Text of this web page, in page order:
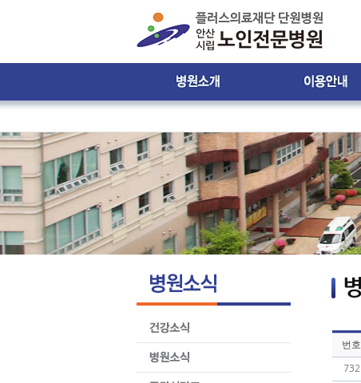
비젼 & 미션
병원 둘러보기
윤리강령
찾아오시는 길
진료시간표
입ㆍ퇴원 안내
입원생활 안내
원내 배치도 안내
원내 전화번호 안내
제증명서발급안내
번호
732